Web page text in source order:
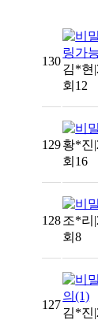
130
링가
김*현 |
회12
129황*진|
회16
128조*리 |
회8
127
의(1)
김*진|